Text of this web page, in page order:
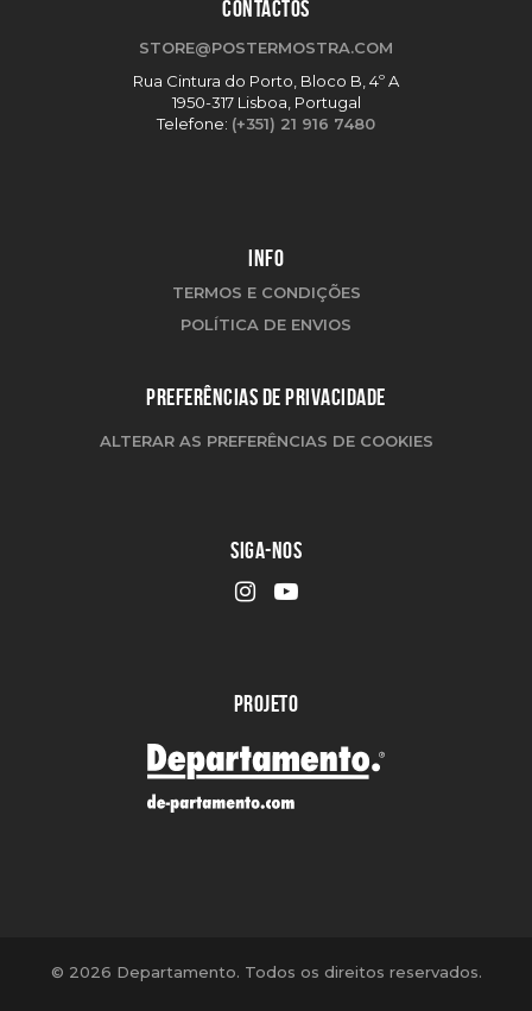
CONTACTOS
STORE@POSTERMOSTRA.COM
Rua Cintura do Porto, Bloco B, 4º A
1950-317 Lisboa, Portugal
Telefone: (+351) 21 916 7480
INFO
TERMOS E CONDIÇÕES
POLÍTICA DE ENVIOS
PREFERÊNCIAS DE PRIVACIDADE
ALTERAR AS PREFERÊNCIAS DE COOKIES
SIGA-NOS
PROJETO
© 2026 Departamento. Todos os direitos reservados.